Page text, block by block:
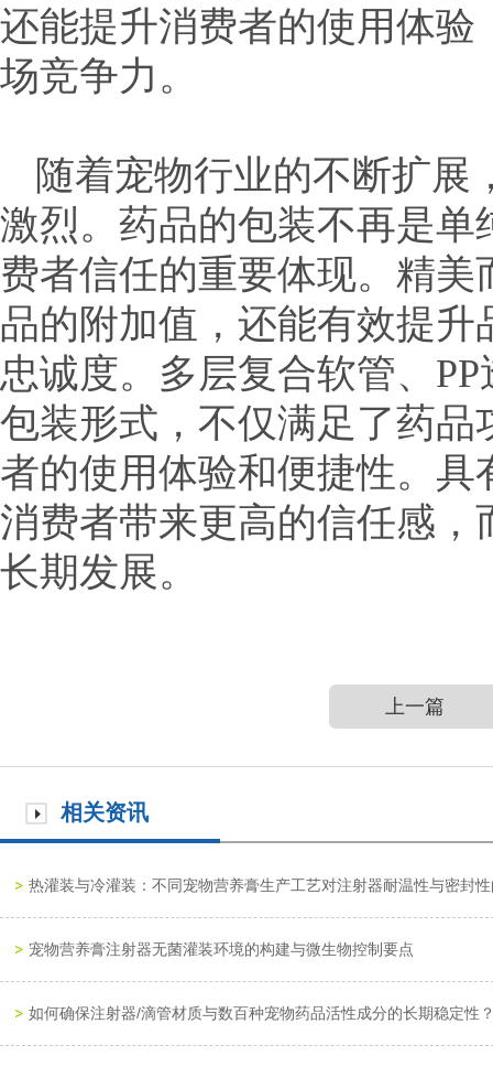
还能提升消费者的使用体
场竞争力。
随着宠物行业的不断扩展
激烈。药品的包装不再是
费者信任的重要体现。精
品的附加值，还能有效提
忠诚度。多层复合软管、
包装形式，不仅满足了药
者的使用体验和便捷性。
消费者带来更高的信任感
长期发展。
上一篇
相关资讯
热灌装与冷灌装：不同宠物营养膏生产工艺对注射器耐温性与密封
宠物营养膏注射器无菌灌装环境的构建与微生物控制要点
如何确保注射器/滴管材质与数百种宠物药品活性成分的长期稳定性